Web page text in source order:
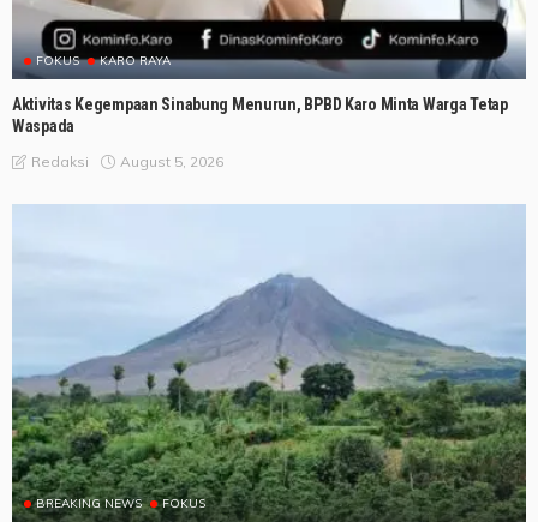
FOKUS KARO RAYA
Aktivitas Kegempaan Sinabung Menurun, BPBD Karo Minta Warga Tetap
Waspada
Redaksi August 5, 2026
BREAKING NEWS FOKUS